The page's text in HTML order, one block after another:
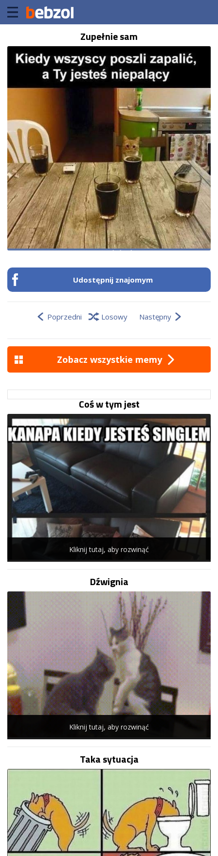
Zupełnie sam
Udostępnij znajomym
Poprzedni Losowy Następny
Zobacz wszystkie memy
Coś w tym jest
Kliknij tutaj, aby rozwinąć
Dźwignia
Kliknij tutaj, aby rozwinąć
Taka sytuacja